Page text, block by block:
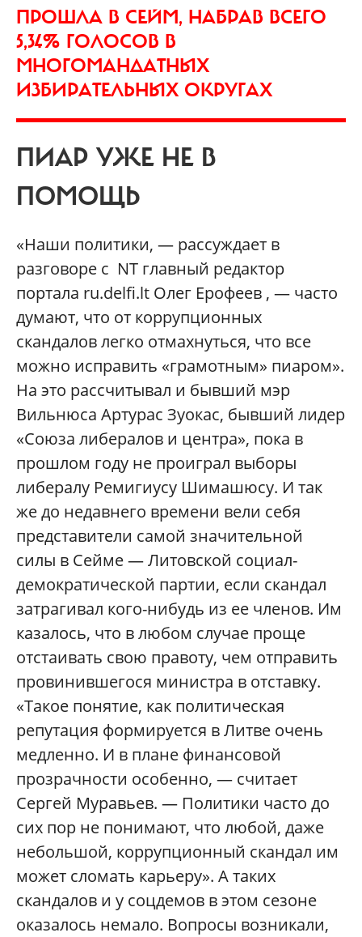
ПРОШЛА В СЕЙМ, НАБРАВ ВСЕГО
5,34% ГОЛОСОВ В
МНОГОМАНДАТНЫХ
ИЗБИРАТЕЛЬНЫХ ОКРУГАХ
ПИАР УЖЕ НЕ В
ПОМОЩЬ
«Наши политики, — рассуждает в
разговоре с NT главный редактор
портала ru.delfi.lt Олег Ерофеев , — часто
думают, что от коррупционных
скандалов легко отмахнуться, что все
можно исправить «грамотным» пиаром».
На это рассчитывал и бывший мэр
Вильнюса Артурас Зуокас, бывший лидер
«Союза либералов и центра», пока в
прошлом году не проиграл выборы
либералу Ремигиусу Шимашюсу. И так
же до недавнего времени вели себя
представители самой значительной
силы в Cейме — Литовской социал-
демократической партии, если скандал
затрагивал кого-нибудь из ее членов. Им
казалось, что в любом случае проще
отстаивать свою правоту, чем отправить
провинившегося министра в отставку.
«Такое понятие, как политическая
репутация формируется в Литве очень
медленно. И в плане финансовой
прозрачности особенно, — считает
Сергей Муравьев. — Политики часто до
сих пор не понимают, что любой, даже
небольшой, коррупционный скандал им
может сломать карьеру». А таких
скандалов и у соцдемов в этом сезоне
оказалось немало. Вопросы возникали,